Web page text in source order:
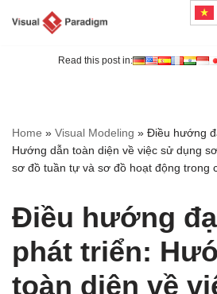
Read this post in:
Home » Visual Modeling » Điều hướng
Hướng dẫn toàn diện về việc sử dụng
sơ đồ tuần tự và sơ đồ hoạt động trong
Điều hướng
phát triển:
toàn diện về